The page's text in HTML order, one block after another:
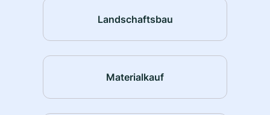
Landschaftsbau
Materialkauf